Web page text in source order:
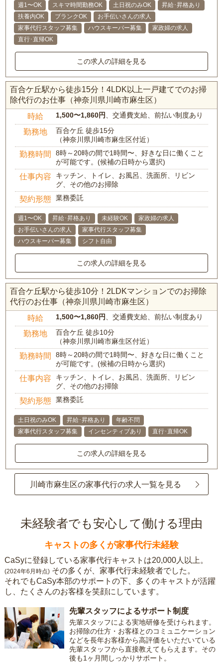
週1〜OK スキマ時間勤務OK 土日祝のみOK
昇給･昇格あり
扶養内OK
ブランクOK
お手伝いさんの求人
家事代行スタッフ募集
ハウスキーパー募集
家政婦の求人
直行･直帰OK
この求人の詳細を見る
百合ケ丘駅から徒歩15分！4LDK以上一戸建てでのお掃
除代行のお仕事（神奈川県川崎市麻生区）
時給 1,500〜1,860円 、交通費支給、前払い制度あり
勤務地
百合ケ丘 徒歩15分
（神奈川県川崎市麻生区付近）
勤務時間
8時～20時の間で1時間〜、好きな日に働くこと
が可能です。(候補の日時から選択)
仕事内容
キッチン、トイレ、お風呂、洗面所、リビン
グ、その他のお掃除
契約形態 業務委託
週1〜OK 昇給･昇格あり 未経験OK
家政婦の求人
お手伝いさんの求人
家事代行スタッフ募集
ハウスキーパー募集
シフト自由
この求人の詳細を見る
百合ケ丘駅から徒歩10分！2LDKマンションでのお掃除
代行のお仕事（神奈川県川崎市麻生区）
時給 1,500〜1,860円 、交通費支給、前払い制度あり
勤務地
百合ケ丘 徒歩10分
（神奈川県川崎市麻生区付近）
勤務時間
8時～20時の間で1時間〜、好きな日に働くこと
が可能です。(候補の日時から選択)
仕事内容
キッチン、トイレ、お風呂、洗面所、リビン
グ、その他のお掃除
契約形態 業務委託
土日祝のみOK 昇給･昇格あり
年齢不問
家事代行スタッフ募集
インセンティブあり 直行･直帰OK
この求人の詳細を見る
川崎市麻生区の家事代行の求人一覧を見る
未経験者でも安心して働ける理由
キャストの多くが家事代行未経験
CaSyに登録している家事代行キャストは20,000人以上。
(2024年6月時点) その多くが、家事代行未経験者でした。
それでもCaSy本部のサポートの下、多くのキャストが活躍
し、たくさんのお客様を笑顔にしています。
先輩スタッフによるサポート制度
先輩スタッフによる実地研修を受けられます。
お掃除の仕方・お客様とのコミュニケーション
などを長年お客様から高評価をいただいている
先輩スタッフから直接教えてもらえます。その
後も1ヶ月間しっかりサポート。